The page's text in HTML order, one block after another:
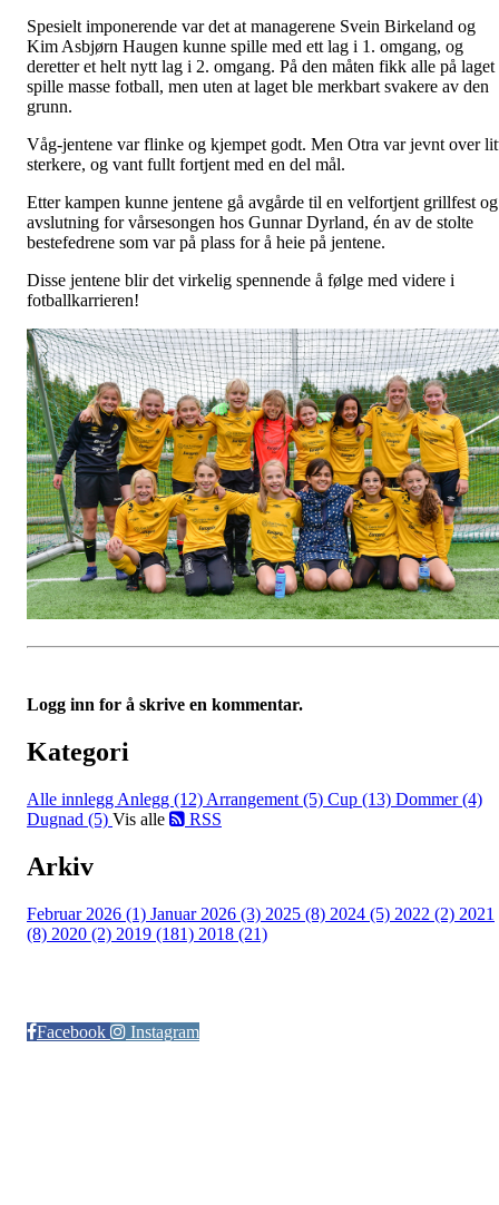
Spesielt imponerende var det at managerene Svein Birkeland og
Kim Asbjørn Haugen kunne spille med ett lag i 1. omgang, og
deretter et helt nytt lag i 2. omgang. På den måten fikk alle på laget
spille masse fotball, men uten at laget ble merkbart svakere av den
grunn.
Våg-jentene var flinke og kjempet godt. Men Otra var jevnt over
sterkere, og vant fullt fortjent med en del mål.
Etter kampen kunne jentene gå avgårde til en velfortjent grillfest og
avslutning for vårsesongen hos Gunnar Dyrland, én av de stolte
bestefedrene som var på plass for å heie på jentene.
Disse jentene blir det virkelig spennende å følge med videre i
fotballkarrieren!
Logg inn for å skrive en kommentar.
Kategori
Alle innlegg Anlegg (12) Arrangement (5) Cup (13) Dommer (4)
Dugnad (5) Vis alle RSS
Arkiv
Februar 2026 (1) Januar 2026 (3) 2025 (8) 2024 (5) 2022 (2) 2021
(8) 2020 (2) 2019 (181) 2018 (21)
Facebook
Instagram